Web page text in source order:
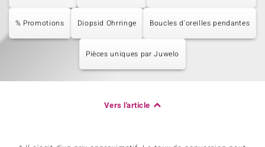
% Promotions Diopsid Ohrringe Boucles d'oreilles pendantes
Pièces uniques par Juwelo
Vers l'article